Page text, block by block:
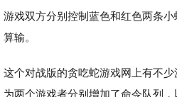
游戏双方分别控制蓝色和红色两条
算输。
这个对战版的贪吃蛇游戏网上有不
为两个游戏者分别增加了命令队列，